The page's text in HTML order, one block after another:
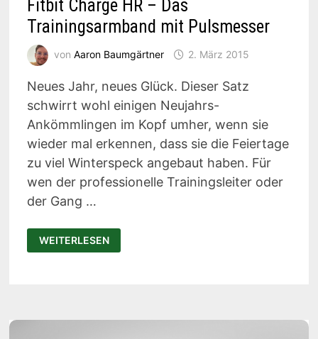
Fitbit Charge HR – Das
Trainingsarmband mit Pulsmesser
von Aaron Baumgärtner 2. März 2015
Neues Jahr, neues Glück. Dieser Satz
schwirrt wohl einigen Neujahrs-
Ankömmlingen im Kopf umher, wenn sie
wieder mal erkennen, dass sie die Feiertage
zu viel Winterspeck angebaut haben. Für
wen der professionelle Trainingsleiter oder
der Gang …
FITBIT
CHARGE
HR
WEITERLESEN